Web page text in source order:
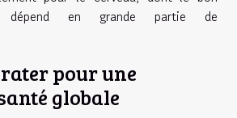
dépend en grande partie de
pour une
globale